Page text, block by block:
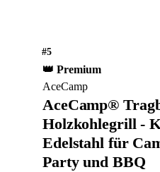
#5
👑 Premium
AceCamp
AceCamp®
Holzkohlegrill -
Edelstahl für
Party und BBQ